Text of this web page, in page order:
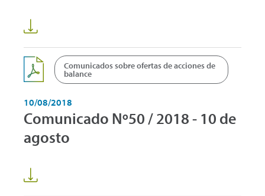
Comunicados sobre ofertas de acciones de
balance
10/08/2018
Comunicado Nº50 / 2018 - 10 de
agosto